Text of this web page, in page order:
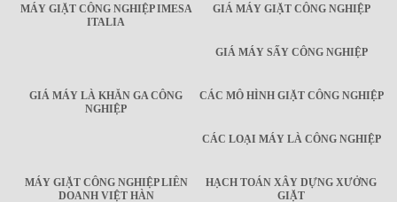
MÁY GIẶT CÔNG NGHIỆP IMESA
ITALIA
GIÁ MÁY GIẶT CÔNG NGHIỆP
GIÁ MÁY SẤY CÔNG NGHIỆP
GIÁ MÁY LÀ KHĂN GA CÔNG
NGHIỆP
CÁC MÔ HÌNH GIẶT CÔNG NGHIỆP
CÁC LOẠI MÁY LÀ CÔNG NGHIỆP
MÁY GIẶT CÔNG NGHIỆP LIÊN
DOANH VIỆT HÀN
HẠCH TOÁN XÂY DỰNG XƯỞNG
GIẶT